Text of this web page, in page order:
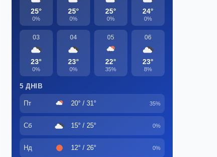
25°
0%
25°
0%
25°
0%
24°
0%
03
23°
0%
04
23°
0%
05
22°
35%
06
23°
8%
5 ДНІВ
Пт 20° / 31° 35%
Сб 15° / 25° 0%
Нд 12° / 26° 0%